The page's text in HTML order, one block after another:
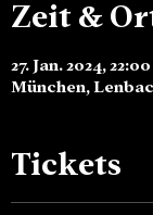
Zeit &
27. Jan. 2024,
München,
Tickets